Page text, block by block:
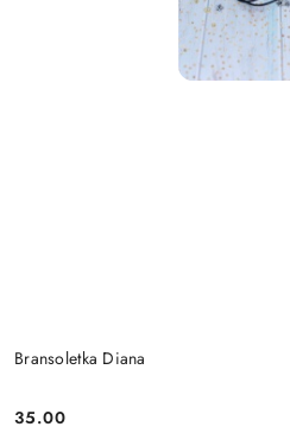
Bransoletka Diana
Cena:
35.00